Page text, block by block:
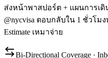
ส่งหน้าพาสปอร์ต + แผนการเดิ
@nycvisa ตอบกลับใน 1 ชั่วโม
Estimate เหมาจ่าย
Bi-Directional Coverage ·